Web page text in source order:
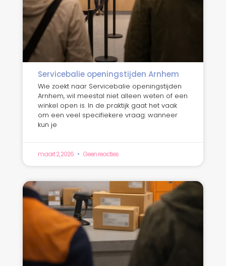
Servicebalie openingstijden Arnhem
Wie zoekt naar Servicebalie openingstijden
Arnhem, wil meestal niet alleen weten of een
winkel open is. In de praktijk gaat het vaak
om een veel specifiekere vraag: wanneer
kun je
maart 2, 2026 Geen reacties